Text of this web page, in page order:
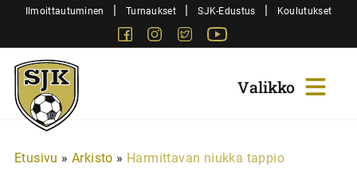
SiirryIlmoittautuminen | Turnaukset | SJK-Edustus | Koulutukset
FacebookInstagram
Twitter
Sjk-
Juniorit
Etusivu » Arkisto » Harmittavan niukka tappio